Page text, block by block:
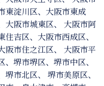
東淀川区、大阪市東成
大阪市城東区、 大阪市阿
吉区、大阪市西成区、
阪市住之江区、 大阪市平
堺市堺区、堺市中区、
市北区、 堺市美原区、